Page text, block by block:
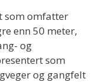
som omfatter
enn 50 meter,
og
som
og gangfelt